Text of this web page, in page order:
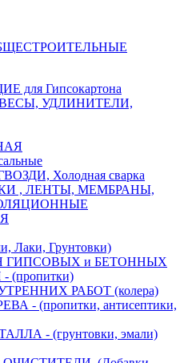
Гипсокартона
УДЛИНИТЕЛИ,
Холодная сварка
, ЛЕНТЫ, МЕМБРАНЫ,
Лаки, Грунтовки)
ГИПСОВЫХ и БЕТОННЫХ
РАБОТ (колера)
- (пропитки, антисептики,
- (грунтовки, эмали)